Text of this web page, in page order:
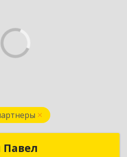
Малецкий Павел